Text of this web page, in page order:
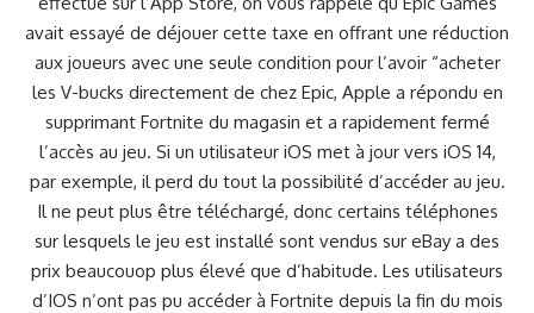
avait essayé de déjouer cette taxe en offrant une réduction
aux joueurs avec une seule condition pour l’avoir “acheter
les V-bucks directement de chez Epic, Apple a répondu en
supprimant Fortnite du magasin et a rapidement fermé
l’accès au jeu. Si un utilisateur iOS met à jour vers iOS 14,
par exemple, il perd du tout la possibilité d’accéder au jeu.
Il ne peut plus être téléchargé, donc certains téléphones
sur lesquels le jeu est installé sont vendus sur eBay a des
prix beaucouop plus élevé que d’habitude. Les utilisateurs
d’IOS n’ont pas pu accéder à Fortnite depuis la fin du mois